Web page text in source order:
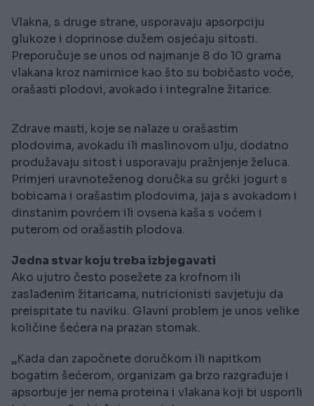
Vlakna, s druge strane, usporavaju apsorpciju
glukoze i doprinose dužem osjećaju sitosti.
Preporučuje se unos od najmanje 8 do 10 grama
vlakana kroz namirnice kao što su bobičasto voće,
orašasti plodovi, avokado i integralne žitarice.
Zdrave masti, koje se nalaze u orašastim
plodovima, avokadu ili maslinovom ulju, dodatno
produžavaju sitost i usporavaju pražnjenje želuca.
Primjeri uravnoteženog doručka su grčki jogurt s
bobicama i orašastim plodovima, jaja s avokadom i
dinstanim povrćem ili ovsena kaša s voćem i
puterom od orašastih plodova.
Jedna stvar koju treba izbjegavati
Ako ujutro često posežete za krofnom ili
zaslađenim žitaricama, nutricionisti savjetuju da
preispitate tu naviku. Glavni problem je unos velike
količine šećera na prazan stomak.
„Kada dan započnete doručkom ili napitkom
bogatim šećerom, organizam ga brzo razgrađuje i
apsorbuje jer nema proteina i vlakana koji bi usporili